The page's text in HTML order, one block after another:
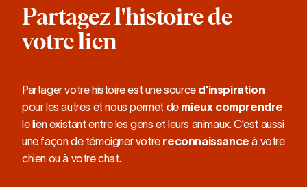
moi en enfouissant
son museau dans
sauvée. Je l ai
protéger et la rendre
merveille .
3
Partagez l'histoire de
votre lien
Partager votre histoire est une source d'inspiration
pour les autres et nous permet de mieux comprendre
le lien existant entre les gens et leurs animaux. C'est aussi
une façon de témoigner votre reconnaissance à votre
chien ou à votre chat.